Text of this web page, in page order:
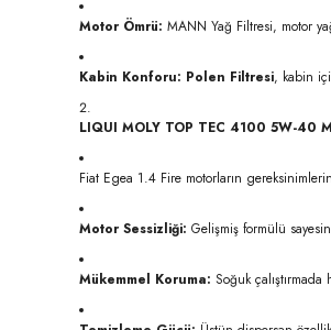
Motor Ömrü: MANN Yağ Filtresi, motor
Kabin Konforu: Polen Filtresi, kabin
LIQUI MOLY TOP TEC 4100 5W-40
Fiat Egea 1.4 Fire motorların
Motor Sessizliği: Gelişmiş formülü
Mükemmel Koruma: Soğuk